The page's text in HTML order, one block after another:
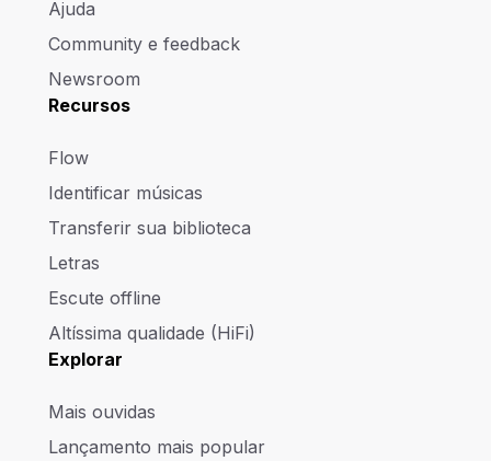
Ajuda
Community e feedback
Newsroom
Recursos
Flow
Identificar músicas
Transferir sua biblioteca
Letras
Escute offline
Altíssima qualidade (HiFi)
Explorar
Mais ouvidas
Lançamento mais popular